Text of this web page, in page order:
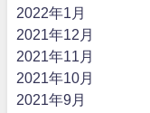
2022年1月
2021年12月
2021年11月
2021年10月
2021年9月